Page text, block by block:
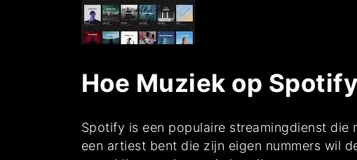
Hoe Muziek op
Spotify is een populaire streamingdienst die
een artiest bent die zijn eigen nummers wil